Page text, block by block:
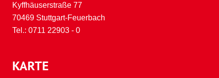
Kyffhäuserstraße 77
70469 Stuttgart-Feuerbach
Tel.: 0711 22903 - 0
KARTE